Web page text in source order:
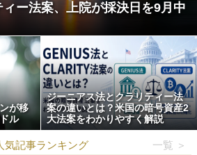
ー法案、上院が採決日を9月中
が移
ル
ジーニアス法とクラリティー法
案の違いとは？米国の暗号資産2
大法案をわかりやすく解説
気記事ランキング 一覧 ＞